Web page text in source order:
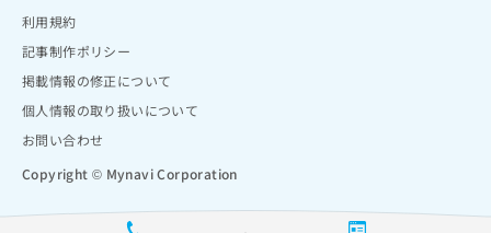
利用規約
記事制作ポリシー
掲載情報の修正について
個人情報の取り扱いについて
お問い合わせ
Copyright © Mynavi Corporation